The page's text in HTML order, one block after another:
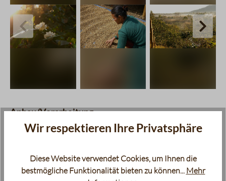
charts.imageSlider.prevLabel
Anbau/Verarbeitung
Ursprungsland Indonesien
Region Sumatra
Wir respektieren Ihre Privatsphäre
Diese Website verwendet Cookies, um Ihnen die
bestmögliche Funktionalität bieten zu können... Mehr